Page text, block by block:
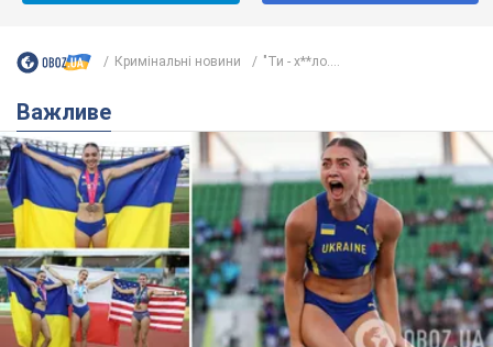
Кримінальні новини "Ти - х**ло....
Важливе